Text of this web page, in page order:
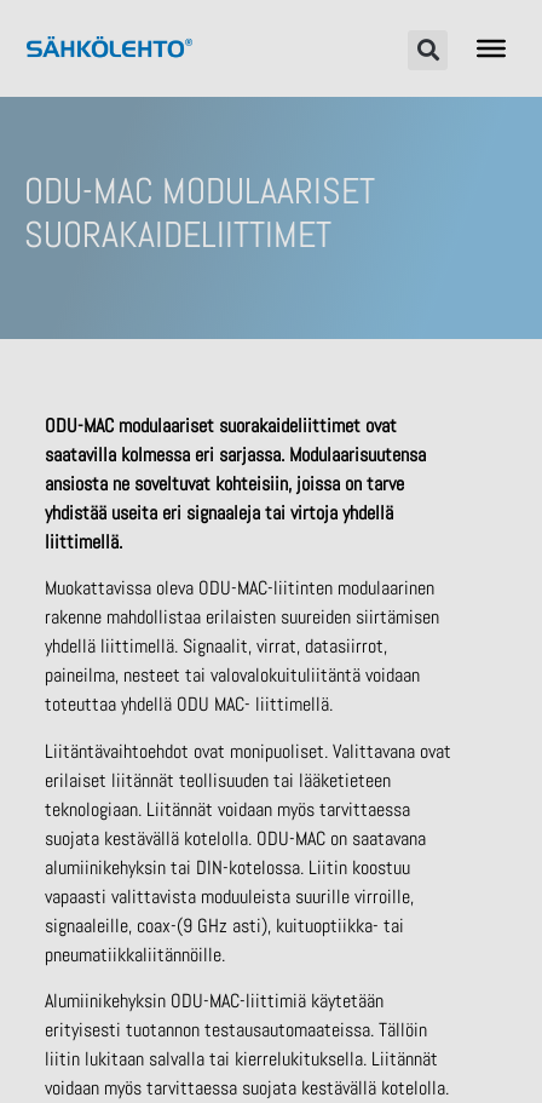
ODU-MAC MODULAARISET
SUORAKAIDELIITTIMET
ODU-MAC modulaariset suorakaideliittimet ovat
saatavilla kolmessa eri sarjassa. Modulaarisuutensa
ansiosta ne soveltuvat kohteisiin, joissa on tarve
yhdistää useita eri signaaleja tai virtoja yhdellä
liittimellä.
Muokattavissa oleva ODU-MAC-liitinten modulaarinen
rakenne mahdollistaa erilaisten suureiden siirtämisen
yhdellä liittimellä. Signaalit, virrat, datasiirrot,
paineilma, nesteet tai valovalokuituliitäntä voidaan
toteuttaa yhdellä ODU MAC- liittimellä.
Liitäntävaihtoehdot ovat monipuoliset. Valittavana ovat
erilaiset liitännät teollisuuden tai lääketieteen
teknologiaan. Liitännät voidaan myös tarvittaessa
suojata kestävällä kotelolla. ODU-MAC on saatavana
alumiinikehyksin tai DIN-kotelossa. Liitin koostuu
vapaasti valittavista moduuleista suurille virroille,
signaaleille, coax-(9 GHz asti), kuituoptiikka- tai
pneumatiikkaliitännöille.
Alumiinikehyksin ODU-MAC-liittimiä käytetään
erityisesti tuotannon testausautomaateissa. Tällöin
liitin lukitaan salvalla tai kierrelukituksella. Liitännät
voidaan myös tarvittaessa suojata kestävällä kotelolla.